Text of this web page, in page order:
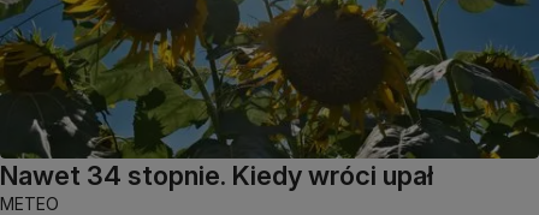
Nawet 34 stopnie. Kiedy wróci upał
METEO